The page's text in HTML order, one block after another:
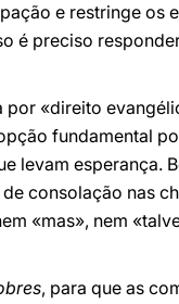
e restringe os
é preciso
por «direito
fundamental
levam esperança.
consolação nas
«mas», nem
, para que as